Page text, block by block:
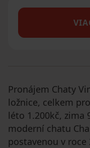
Pronájem Chaty
ložnice, celkem
léto 1.200kč, zima
moderní chatu
postavenou v